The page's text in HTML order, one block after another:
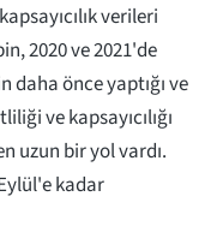
verileri
2020 ve 2021'de
önce yaptığı ve
ve kapsayıcılığı
uzun bir yol vardı.
kadar